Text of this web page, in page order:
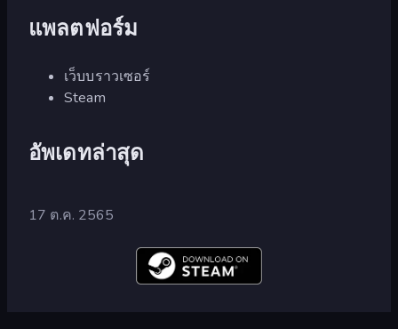
แพลตฟอร์ม
เว็บบราวเซอร์
Steam
อัพเดทล่าสุด
17 ต.ค. 2565